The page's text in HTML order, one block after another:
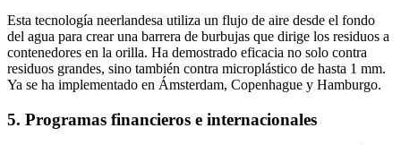
Esta tecnología neerlandesa utiliza un flujo de aire desde el fondo
del agua para crear una barrera de burbujas que dirige los residuos a
contenedores en la orilla. Ha demostrado eficacia no solo contra
residuos grandes, sino también contra microplástico de hasta 1 mm.
Ya se ha implementado en Ámsterdam, Copenhague y Hamburgo.
5. Programas financieros e internacionales